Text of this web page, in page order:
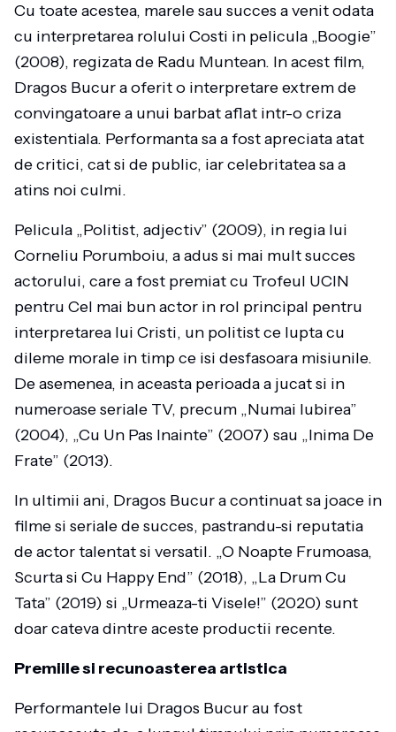
Cu toate acestea, marele sau succes a venit odata
cu interpretarea rolului Costi in pelicula „Boogie”
(2008), regizata de Radu Muntean. In acest film,
Dragos Bucur a oferit o interpretare extrem de
convingatoare a unui barbat aflat intr-o criza
existentiala. Performanta sa a fost apreciata atat
de critici, cat si de public, iar celebritatea sa a
atins noi culmi.
Pelicula „Politist, adjectiv” (2009), in regia lui
Corneliu Porumboiu, a adus si mai mult succes
actorului, care a fost premiat cu Trofeul UCIN
pentru Cel mai bun actor in rol principal pentru
interpretarea lui Cristi, un politist ce lupta cu
dileme morale in timp ce isi desfasoara misiunile.
De asemenea, in aceasta perioada a jucat si in
numeroase seriale TV, precum „Numai Iubirea”
(2004), „Cu Un Pas Inainte” (2007) sau „Inima De
Frate” (2013).
In ultimii ani, Dragos Bucur a continuat sa joace in
filme si seriale de succes, pastrandu-si reputatia
de actor talentat si versatil. „O Noapte Frumoasa,
Scurta si Cu Happy End” (2018), „La Drum Cu
Tata” (2019) si „Urmeaza-ti Visele!” (2020) sunt
doar cateva dintre aceste productii recente.
Premiile si recunoasterea artistica
Performantele lui Dragos Bucur au fost